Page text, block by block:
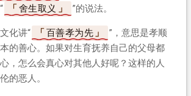
舍生取义 ”的说法。
化讲“ 百善孝为先
”，意思是孝顺
的善心。如果对生育抚养自己的父母都
，怎么会真心对其他人好呢？这样的人
的恶人。